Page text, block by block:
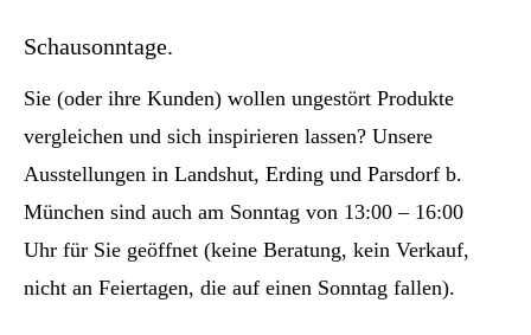
Schausonntage.
Sie (oder ihre Kunden) wollen ungestört Produkte
vergleichen und sich inspirieren lassen? Unsere
Ausstellungen in Landshut, Erding und Parsdorf b.
München sind auch am Sonntag von 13:00 – 16:00
Uhr für Sie geöffnet (keine Beratung, kein Verkauf,
nicht an Feiertagen, die auf einen Sonntag fallen).